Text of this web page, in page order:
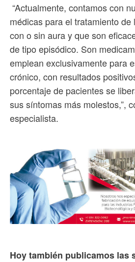
“Actualmente, contamos con
médicas para el tratamiento
con o sin aura y que son
de tipo episódico. Son
emplean exclusivamente para
crónico, con resultados
porcentaje de pacientes se
sus síntomas más molestos,”,
especialista.
Hoy también publicamos las